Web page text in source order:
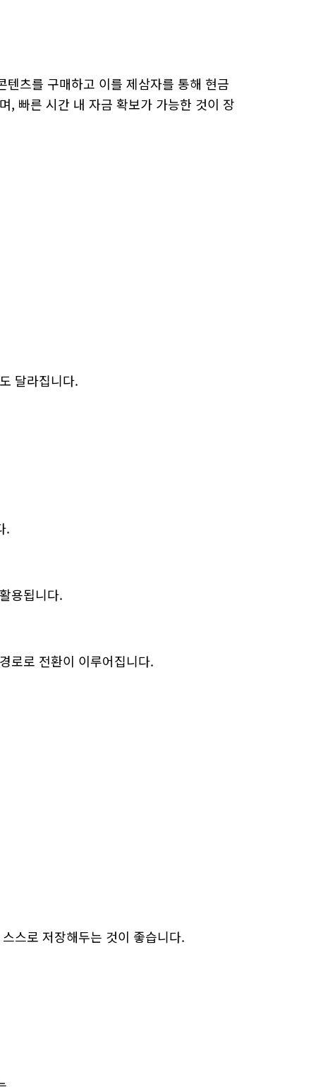
츠를 구매하고 이를 제삼자를 통해 현금
, 빠른 시간 내 자금 확보가 가능한 것이 장
달라집니다.
.
용됩니다.
로로 전환이 이루어집니다.
스로 저장해두는 것이 좋습니다.